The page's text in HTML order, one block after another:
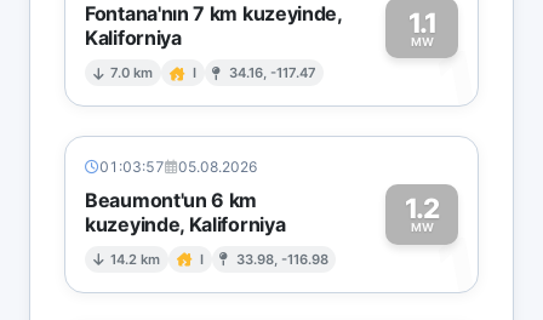
Fontana'nın 7 km kuzeyinde,
Kaliforniya
7.0 km I 34.16, -117.47
1.1
MW1
01:03:57 05.08.2026
Beaumont'un 6 km
kuzeyinde, Kaliforniya
14.2 km I 33.98, -116.98
1.2
MW1